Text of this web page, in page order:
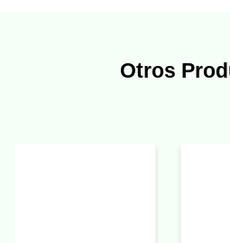
Otros